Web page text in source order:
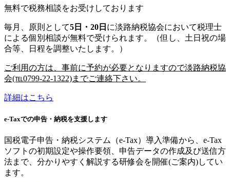
無料で税務相談をお受けしております
毎月、原則として5日・20日 に淡路納税協会において税理士
による個別相談が無料で受けられます。
（但し、土日祝の場
合等、日程を調整いたします。）
ご利用の方は、事前に予約が必要となりますので淡路納税協
会(℡0799-22-1322)までご連絡下さい。
詳細はこちら
e-Taxでの申告・納税を支援します
国税電子申告・納税システム（e-Tax）導入準備から、e-Tax
ソフトの初期設定や操作要領、申告データの作成及び送信方
法まで、分かりやすく解説する研修会を開催(ご案内)してい
ます。